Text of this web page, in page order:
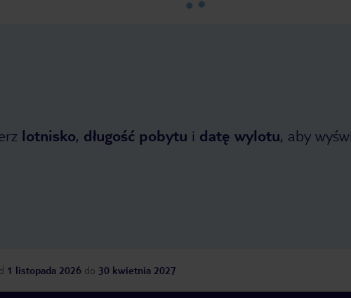
lotnisko, długość pobytu i datę wylotu, aby
1 listopada 2026 do 30 kwietnia 2027